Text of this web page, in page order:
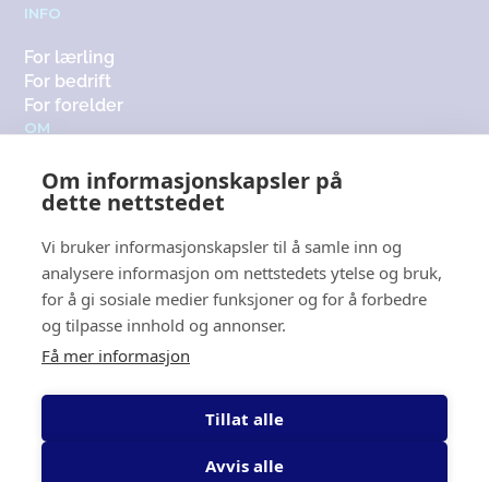
INFO
For lærling
For bedrift
For forelder
OM
Om oss
Medlemsbedrifter
KONTAKT
+47 416 12 565
post@fagoppsyd.no
Lokasjon
Du finner oss både iMandal,
Tvedestrand.
Om informasjonskapsler på
dette nettstedet
Vi bruker informasjonskapsler til å samle inn og
analysere informasjon om nettstedets ytelse og bruk,
for å gi sosiale medier funksjoner og for å forbedre
og tilpasse innhold og annonser.
Få mer informasjon
Tillat alle
Avvis alle